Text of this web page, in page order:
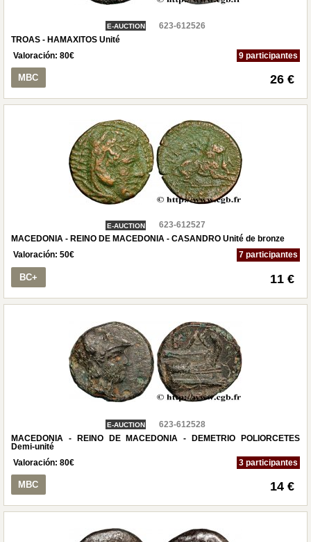
E-AUCTION
623-612526
TROAS - HAMAXITOS Unité
Valoración: 80€ 9 participantes
MBC 26 €
E-AUCTION
623-612527
MACEDONIA - REINO DE MACEDONIA - CASANDRO Unité de bronze
Valoración: 50€ 7 participantes
BC+ 11 €
E-AUCTION
623-612528
MACEDONIA - REINO DE MACEDONIA - DEMETRIO POLIORCETES
Demi-unité
Valoración: 80€ 3 participantes
MBC 14 €